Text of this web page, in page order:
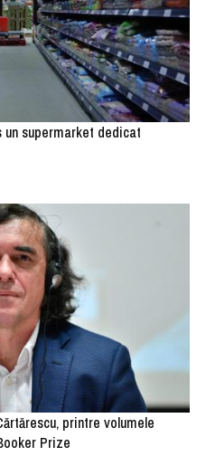
un supermarket dedicat
printre volumele
Prize